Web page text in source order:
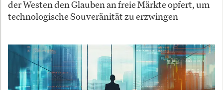
der Westen den Glauben an freie Märkte opfert, um
technologische Souveränität zu erzwingen